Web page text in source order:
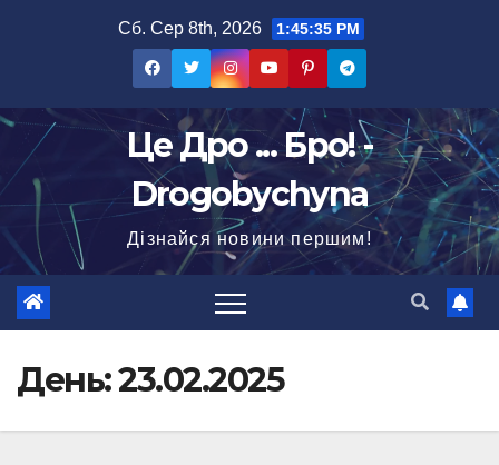
Сб. Сер 8th, 2026 1:45:36 PM
Це Дро ... Бро! -
Drogobychyna
Дізнайся новини першим!
День:23.02.2025